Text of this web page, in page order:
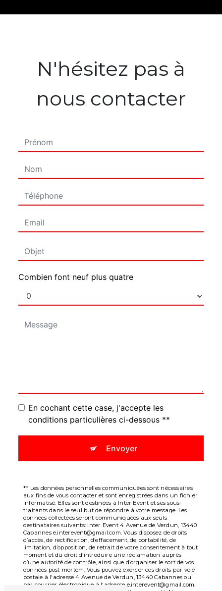
N'hésitez pas à
nous contacter
Combien font neuf plus quatre
En cochant cette case, j'accepte les
conditions particulières ci-dessous **
Envoyer
** Les données personnelles communiquées sont nécessaires
aux fins de vous contacter et sont enregistrées dans un fichier
informatisé. Elles sont destinées à Inter Event et ses sous-
traitants dans le seul but de répondre à votre message. Les
données collectées seront communiquées aux seuls
destinataires suivants: Inter Event 4 Avenue de Verdun, 13440
Cabannes e.interevent@gmail.com. Vous disposez de droits
d’accès, de rectification, d’effacement, de portabilité, de
limitation, d’opposition, de retrait de votre consentement à tout
moment et du droit d’introduire une réclamation auprès
d’une autorité de contrôle, ainsi que d’organiser le sort de vos
données post-mortem. Vous pouvez exercer ces droits par voie
postale à l'adresse 4 Avenue de Verdun, 13440 Cabannes ou
par courrier électronique à l'adresse e.interevent@gmail.com.